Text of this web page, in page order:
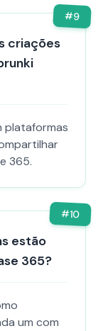
#9
criações
plataformas
365.
#10
estão
365?
um com